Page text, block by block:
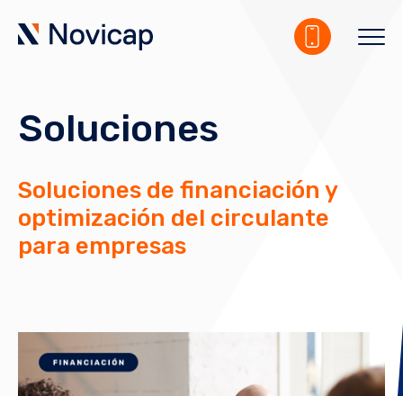
Soluciones
Soluciones de financiación y
optimización del circulante
para empresas